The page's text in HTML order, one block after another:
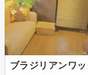
ブラジリアンワ